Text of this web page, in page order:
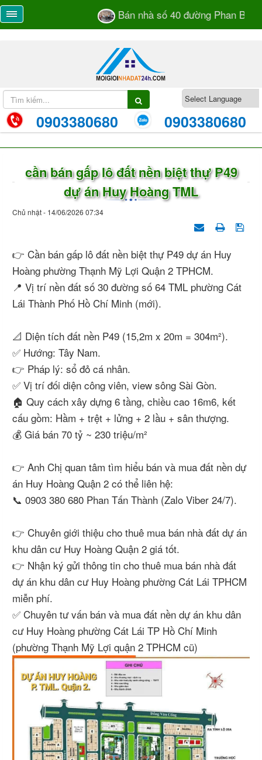
Bán nhà số 40 đường Phan Bá
0903380680 0903380680
cần bán gấp lô đất nền biệt thự P49
dự án Huy Hoàng TML
Chủ nhật - 14/06/2026 07:34
👉 Cần bán gấp lô đất nền biệt thự P49 dự án Huy
Hoàng phường Thạnh Mỹ Lợi Quận 2 TPHCM.
📍 Vị trí nền đất số 30 đường số 64 TML phường Cát
Lái Thành Phố Hồ Chí Minh (mới).
📐 Diện tích đất nền P49 (15,2m x 20m = 304m²).
✅ Hướng: Tây Nam.
👉 Pháp lý: sổ đỏ cá nhân.
✅ Vị trí đối diện công viên, view sông Sài Gòn.
🏠 Quy cách xây dựng 6 tầng, chiều cao 16m6, kết
cấu gồm: Hầm + trệt + lửng + 2 lầu + sân thượng.
💰 Giá bán 70 tỷ ~ 230 triệu/m²
👉 Anh Chị quan tâm tìm hiểu bán và mua đất nền dự
án Huy Hoàng Quận 2 có thể liên hệ:
📞 0903 380 680 Phan Tấn Thành (Zalo Viber 24/7).
👉 Chuyên giới thiệu cho thuê mua bán nhà đất dự án
khu dân cư Huy Hoàng Quận 2 giá tốt.
👉 Nhận ký gửi thông tin cho thuê mua bán nhà đất
dự án khu dân cư Huy Hoàng phường Cát Lái TPHCM
miễn phí.
✅ Chuyên tư vấn bán và mua đất nền dự án khu dân
cư Huy Hoàng phường Cát Lái TP Hồ Chí Minh
(phường Thạnh Mỹ Lợi quận 2 TPHCM cũ)